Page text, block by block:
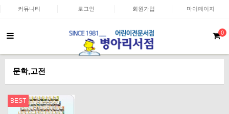
커뮤니티 로그인 회원가입 마이페이지
0
문학,고전
BEST